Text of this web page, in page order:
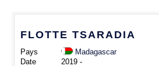
FLOTTE TSARADIA
Pays
Madagascar
Date
2019 -